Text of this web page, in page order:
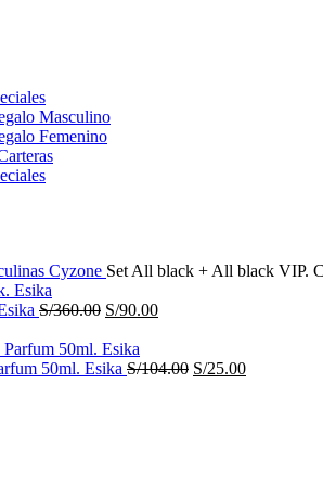
Masculino
Femenino
Cyzone Set All black + All black VIP.
S/360.00 El
original
era:
S/90.00El
es:
50ml. Esika S/104.00 El
S/25.00El